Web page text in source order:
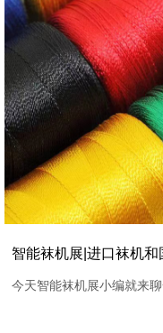
智能袜机展|进口袜机
今天智能袜机展小编就来